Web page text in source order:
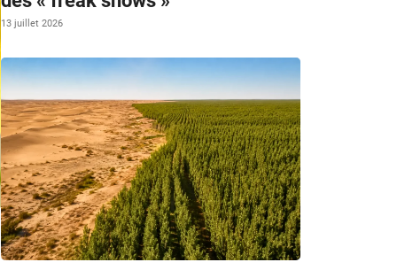
13 juillet 2026